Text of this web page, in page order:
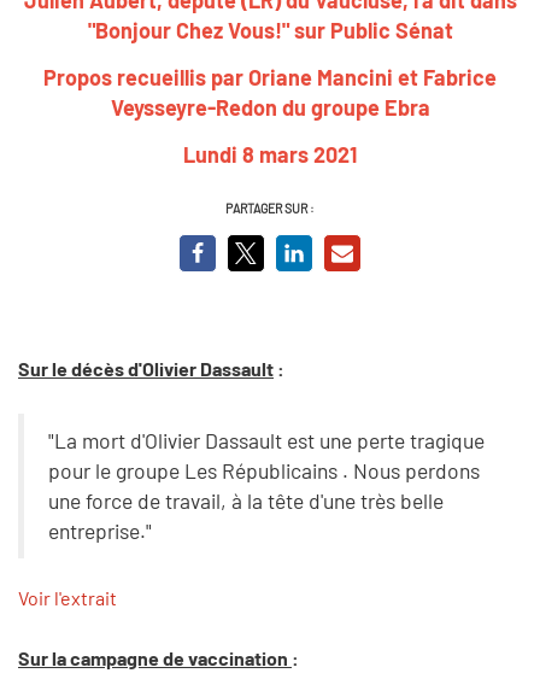
"Bonjour Chez Vous!" sur Public Sénat
Propos recueillis par Oriane Mancini et Fabrice
Veysseyre-Redon du groupe Ebra
Lundi 8 mars 2021
PARTAGER SUR :
Sur le décès d'Olivier Dassault :
"La mort d'Olivier Dassault est une perte tragique
pour le groupe Les Républicains . Nous perdons
une force de travail, à la tête d'une très belle
entreprise."
Voir l'extrait
Sur la campagne de vaccination :